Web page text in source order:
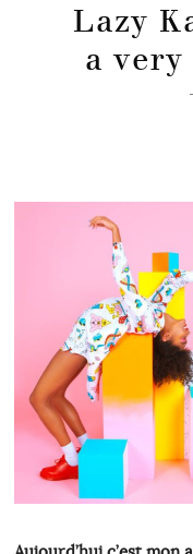
Lazy
a